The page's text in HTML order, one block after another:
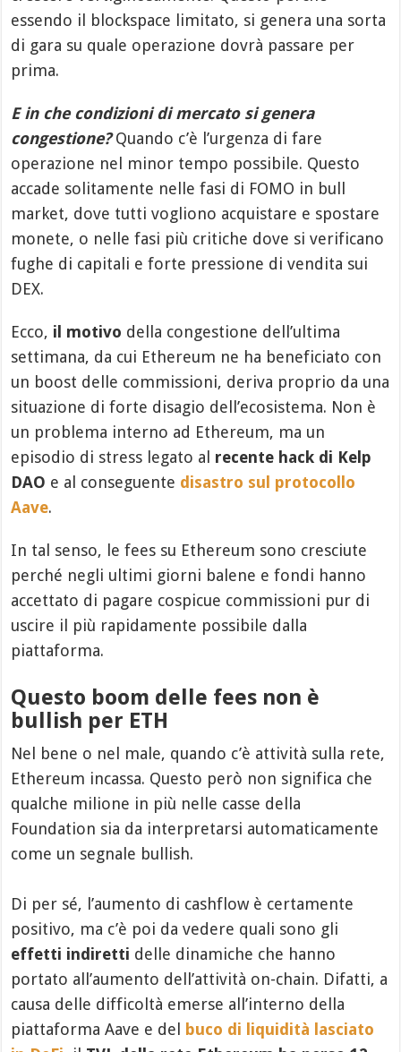
essendo il blockspace limitato, si genera una sorta
di gara su quale operazione dovrà passare per
prima.
E in che condizioni di mercato si genera
congestione?Quando c’è l’urgenza di fare
operazione nel minor tempo possibile. Questo
accade solitamente nelle fasi di FOMO in bull
market, dove tutti vogliono acquistare e spostare
monete, o nelle fasi più critiche dove si verificano
fughe di capitali e forte pressione di vendita sui
DEX.
Ecco, il motivo della congestione dell’ultima
settimana, da cui Ethereum ne ha beneficiato con
un boost delle commissioni, deriva proprio da una
situazione di forte disagio dell’ecosistema. Non è
un problema interno ad Ethereum, ma un
episodio di stress legato al recente hack di Kelp
DAO e al conseguente disastro sul protocollo
Aave.
In tal senso, le fees su Ethereum sono cresciute
perché negli ultimi giorni balene e fondi hanno
accettato di pagare cospicue commissioni pur di
uscire il più rapidamente possibile dalla
piattaforma.
Questo boom delle fees non è
bullish per ETH
Nel bene o nel male, quando c’è attività sulla rete,
Ethereum incassa. Questo però non significa che
qualche milione in più nelle casse della
Foundation sia da interpretarsi automaticamente
come un segnale bullish.
Di per sé, l’aumento di cashflow è certamente
positivo, ma c’è poi da vedere quali sono gli
effetti indiretti delle dinamiche che hanno
portato all’aumento dell’attività on-chain. Difatti, a
causa delle difficoltà emerse all’interno della
piattaforma Aave e del buco di liquidità lasciato